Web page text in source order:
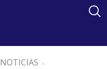
NOTICIAS .